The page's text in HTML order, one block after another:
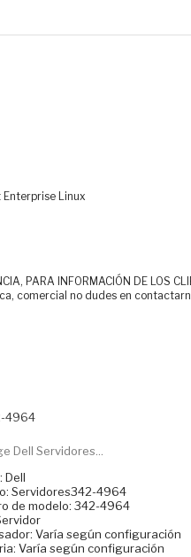
Linux
PARA INFORMACIÓN DE
comercial no dudes en
Dell Servidores...
Dell
Servidores342-4964
de modelo: 342-4964
Varía según configuración
Varía según configuración